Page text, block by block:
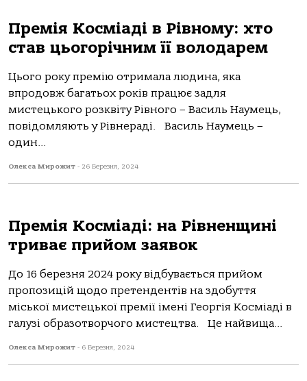
Премія Косміаді в Рівному: хто
став цьогорічним її володарем
Цього року премію отримала людина, яка
впродовж багатьох років працює задля
мистецького розквіту Рівного – Василь Наумець,
повідомляють у Рівнераді. Василь Наумець –
один...
Олекса Мирожит - 26 Березня, 2024
Премія Косміаді: на Рівненщині
триває прийом заявок
До 16 березня 2024 року відбувається прийом
пропозицій щодо претендентів на здобуття
міської мистецької премії імені Георгія Косміаді в
галузі образотворчого мистецтва. Це найвища...
Олекса Мирожит - 6 Березня, 2024